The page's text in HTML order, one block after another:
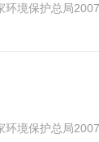
境保护总局
境保护总局